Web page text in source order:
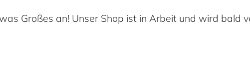
Großes an! Unser Shop ist in Arbeit und wird bald